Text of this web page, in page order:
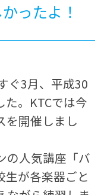
ったよ！
ぐ3月、平成30
。KTCでは今
を開催しまし
の人気講座「バ
生が各楽器ごと